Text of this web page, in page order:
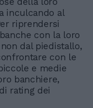
inculcando al
riprendersi
con la loro
dal piedistallo,
con le
e medie
banchiere,
rating dei